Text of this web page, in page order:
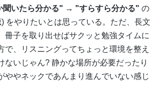
いたら分かる" → "すらすら分かる" の
をやりたいとは思っている。ただ、長文
冊子を取り出せばサクッと勉強タイムに
で、リスニングってちょっと環境を整え
ないじゃん? 静かな場所が必要だったり
ややネックであんまり進んでいない感じ